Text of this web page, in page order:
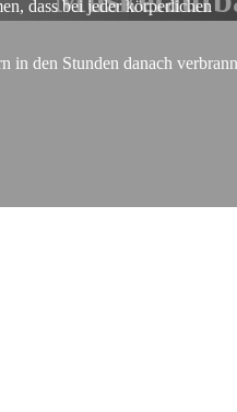
dass bei jeder körperlichen
in den Stunden danach